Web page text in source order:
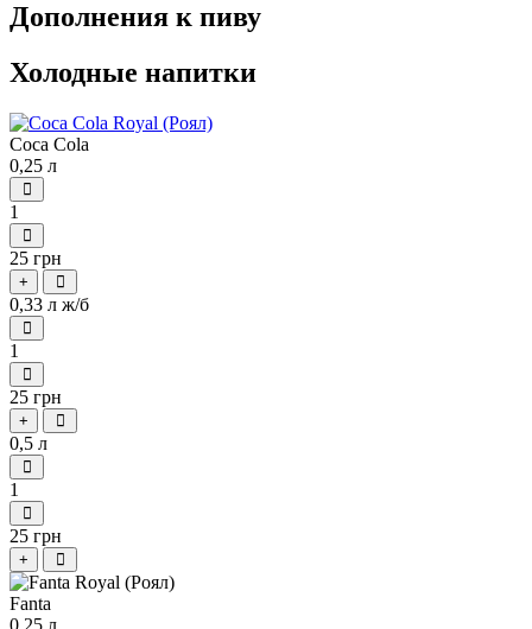
Дополнения к пиву
Холодные напитки
Coca Cola
0,25 л
1
25 грн
+
0,33 л ж/б
1
25 грн
+
0,5 л
1
25 грн
+
Fanta